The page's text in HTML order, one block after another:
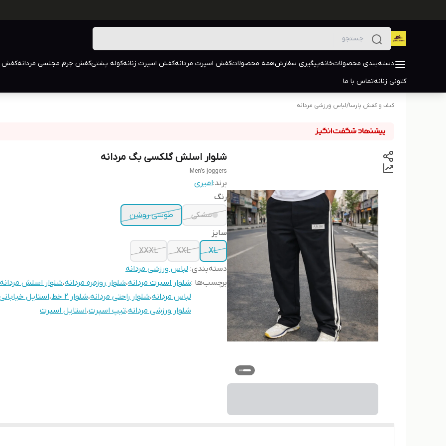
دسته‌بندی محصولاتخانهپیگیری سفارشهمه محصولاتکفش اسپرت مردانهکفش اسپرت زنانهکوله پشتیکفش چرم مجلسی مردانهکفش
کتونی زنانهتماس با ما
کیف و کفش پارسا/لباس ورزشی مردانه
شلوار اسلش گلکسی بگ مردانه
Men’s joggers
برند:امیری
رنگ
مشکی
طوسی روشن
سایز
XL
XXL
XXXL
دسته‌بندی: لباس ورزشی مردانه
برچسب‌ها :شلوار اسپرت مردانه،شلوار روزمره مردانه،شلوار اسلش مردانه
لباس مردانه،شلوار راحتی مردانه،شلوار ۲ خط ،استایل
شلوار ورزشی مردانه،تیپ اسپرت،استایل اسپرت